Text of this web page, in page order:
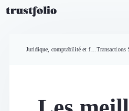
Widgets d'avis
Accueil
Juridique, comptabilité et finances Transactions